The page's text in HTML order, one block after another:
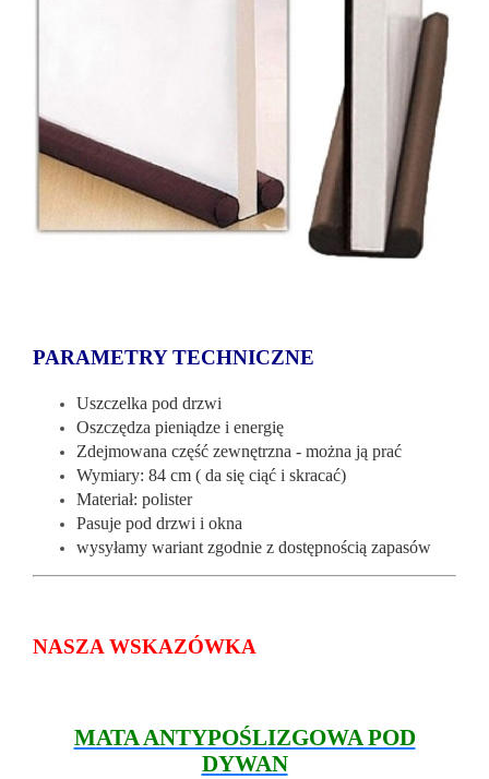
PARAMETRY TECHNICZNE
Uszczelka pod drzwi
Oszczędza pieniądze i energię
Zdejmowana część zewnętrzna - można ją prać
Wymiary: 84 cm ( da się ciąć i skracać)
Materiał: polister
Pasuje pod drzwi i okna
wysyłamy wariant zgodnie z dostępnością zapasów
NASZA WSKAZÓWKA
MATA ANTYPOŚLIZGOWA POD
DYWAN